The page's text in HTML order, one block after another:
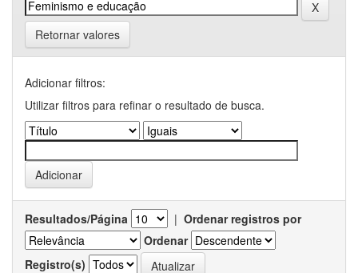
Retornar valores
Adicionar filtros:
Utilizar filtros para refinar o resultado de busca.
Resultados/Página | Ordenar registros por
Ordenar
Registro(s)